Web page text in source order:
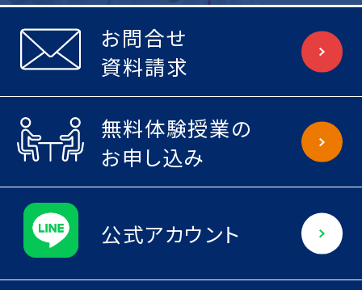
お問合せ
資料請求
無料体験授業の
お申し込み
公式アカウント